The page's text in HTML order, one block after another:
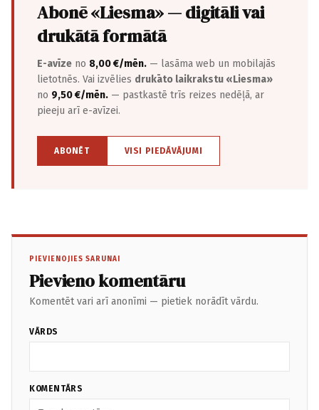
Abonē «Liesma» — digitāli vai
drukātā formātā
E-avīze no 8,00 €/mēn. — lasāma web un mobilajās
lietotnēs. Vai izvēlies drukāto laikrakstu «Liesma»
no 9,50 €/mēn. — pastkastē trīs reizes nedēļā, ar
pieeju arī e-avīzei.
ABONĒT VISI PIEDĀVĀJUMI
PIEVIENOJIES SARUNAI
Pievieno komentāru
Komentēt vari arī anonīmi — pietiek norādīt vārdu.
VĀRDS
KOMENTĀRS